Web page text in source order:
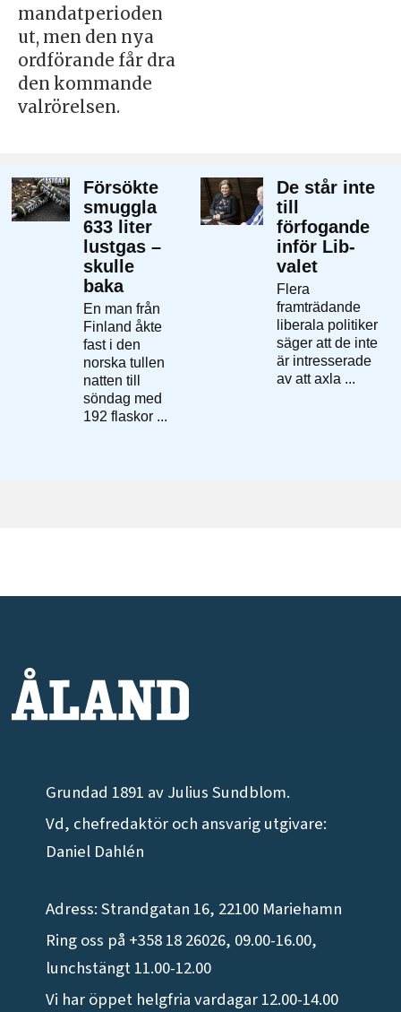
mandatperioden
ut, men den nya
ordförande får dra
den kommande
valrörelsen.
Grundad 1891 av Julius Sundblom.
Vd, chefredaktör och ansvarig utgivare:
Daniel Dahlén
Adress: Strandgatan 16, 22100 Mariehamn
Ring oss på +358 18 26026, 09.00-16.00,
lunchstängt 11.00-12.00
Vi har öppet helgfria vardagar 12.00-14.00